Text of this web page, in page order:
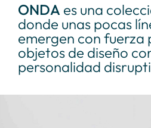
ONDA es una
donde unas pocas
emergen con
objetos de diseño
personalidad